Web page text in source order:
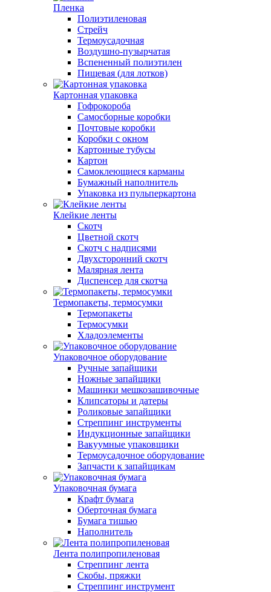
Пленка
Полиэтиленовая
Стрейч
Термоусадочная
Воздушно-пузырчатая
Вспененный полиэтилен
Пищевая (для лотков)
Картонная упаковка
Гофрокороба
Самосборные коробки
Почтовые коробки
Коробки с окном
Картонные тубусы
Картон
Самоклеющиеся карманы
Бумажный наполнитель
Упаковка из пульперкартона
Клейкие ленты
Скотч
Цветной скотч
Скотч с надписями
Двухсторонний скотч
Малярная лента
Диспенсер для скотча
Термопакеты, термосумки
Термопакеты
Термосумки
Хладоэлементы
Упаковочное оборудование
Ручные запайщики
Ножные запайщики
Машинки мешкозашивочные
Клипсаторы и датеры
Роликовые запайщики
Стреппинг инструменты
Индукционные запайщики
Вакуумные упаковщики
Термоусадочное оборудование
Запчасти к запайщикам
Упаковочная бумага
Крафт бумага
Оберточная бумага
Бумага тишью
Наполнитель
Лента полипропиленовая
Стреппинг лента
Скобы, пряжки
Стреппинг инструмент